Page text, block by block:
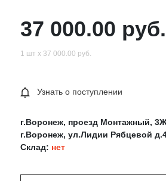
37 000.00 руб.
1 шт х 37 000.00 руб.
Узнать о поступлении
г.Воронеж, проезд Монтажный,
г.Воронеж, ул.Лидии Рябцевой
Склад: нет